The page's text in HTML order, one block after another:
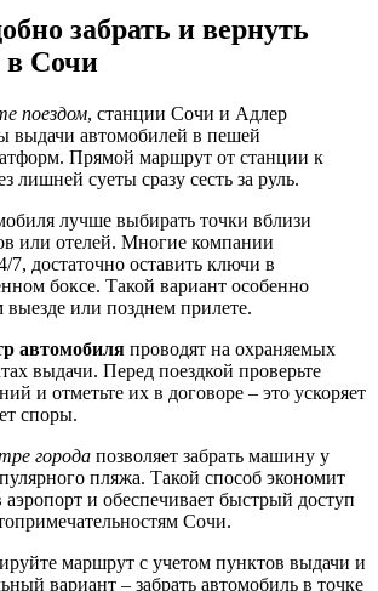
забрать и вернуть
в Сочи
поездом, станции Сочи и Адлер
выдачи автомобилей в пешей
Прямой маршрут от станции к
лишней суеты сразу сесть за руль.
лучше выбирать точки вблизи
или отелей. Многие компании
достаточно оставить ключи в
боксе. Такой вариант особенно
или позднем прилете.
автомобиля проводят на охраняемых
выдачи. Перед поездкой проверьте
и отметьте их в договоре – это ускоряет
споры.
города позволяет забрать машину у
пляжа. Такой способ экономит
аэропорт и обеспечивает быстрый доступ
Сочи.
маршрут с учетом пунктов выдачи и
вариант – забрать автомобиль в точке